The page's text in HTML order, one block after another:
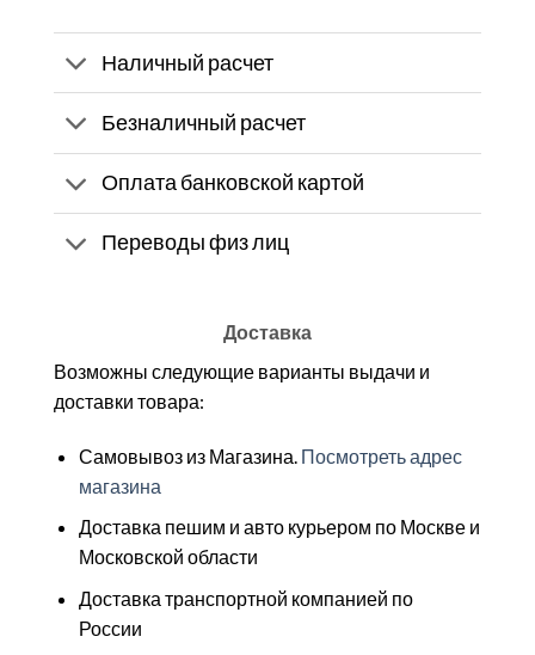
Наличный расчет
Безналичный расчет
Оплата банковской картой
Переводы физ лиц
Доставка
Возможны следующие варианты выдачи и
доставки товара:
Самовывоз из Магазина. Посмотреть адрес
магазина
Доставка пешим и авто курьером по Москве и
Московской области
Доставка транспортной компанией по
России